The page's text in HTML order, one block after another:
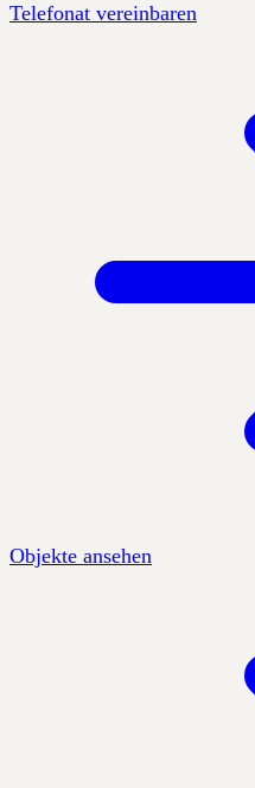
Telefonat vereinbaren
Objekte ansehen